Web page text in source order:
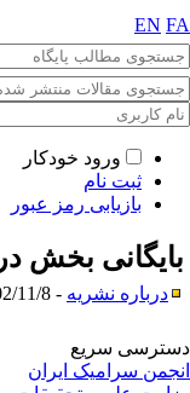
EN
ورود خودکار
ثبت نام
بازیابی رمز عبور
بخش
درباره نشریه- 1402/11/8 -
سریع
سرامیک ایران